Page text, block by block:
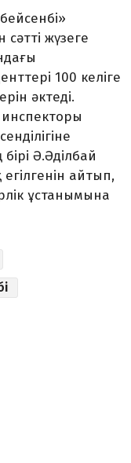
жүзеге
100 келіге
әктеді.
инспекторы
Ә.Әділбай
айтып,
ұстанымына